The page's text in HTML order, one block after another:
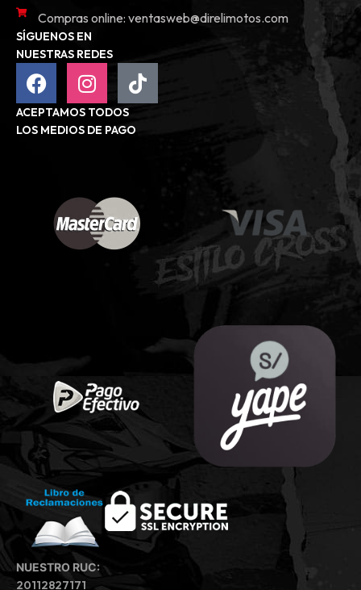
Compras online: ventasweb@direlimotos.com
SÍGUENOS EN
NUESTRAS REDES
ACEPTAMOS TODOS
LOS MEDIOS DE PAGO
NUESTRO RUC:
20112827171